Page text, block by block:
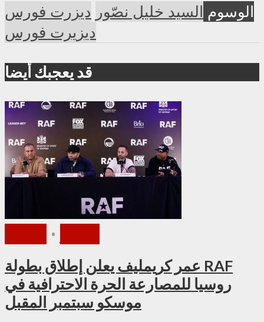
الوسوم السيد خليل نصّور ديزرت فورس
ديزيرت فورس
قد يعجبك أيضا
•
عمر كريمليف يعلن إطلاق بطولة RAF
روسيا للمصارعة الحرة الاحترافية في
موسكو سبتمبر المقبل